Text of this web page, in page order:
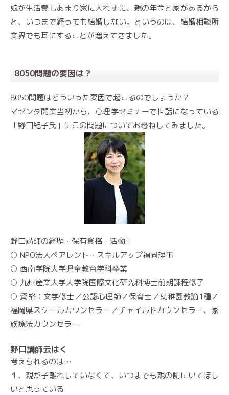
娘が生活費もあまり家に入れずに、親の年金と家があるから
と、いつまで経っても結婚しない。というのは、結婚相談所
業界でも耳にすることが増えてきました。
8050問題の要因は？
8050問題はどういった要因で起こるのでしょうか？
マゼンダ開業当初から、心理学セミナーで世話になっている
「野口紀子氏」にこの問題についてお尋ねしてみました。
野口講師の経歴・保有資格・活動：
○ NPO法人ペアレント・スキルアップ福岡理事
○ 西南学院大学児童教育学科卒業
○ 九州産業大学大学院国際文化研究科博士前期課程修了
○ 資格：文学修士／公認心理師／保育士／幼稚園教諭1種／
福岡県スクールカウンセラー／チャイルドカウンセラー、家
族療法カウンセラー
野口講師云はく
考えられるのは…
１、親が子離れしていなくて、いつまでも親の側にいてほし
いと思っている